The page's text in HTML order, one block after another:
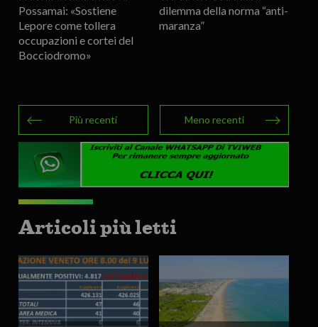
Possamai: «Sostiene
Lepore come tollera
occupazioni e cortei del
Bocciodromo»
dilemma della norma “anti-
maranza”
Più recenti Meno recenti
Articoli più letti